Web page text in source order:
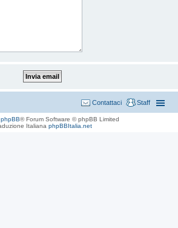
Staff
Contattaci
phpBB® Forum Software © phpBB Limited
Italiana phpBBItalia.net